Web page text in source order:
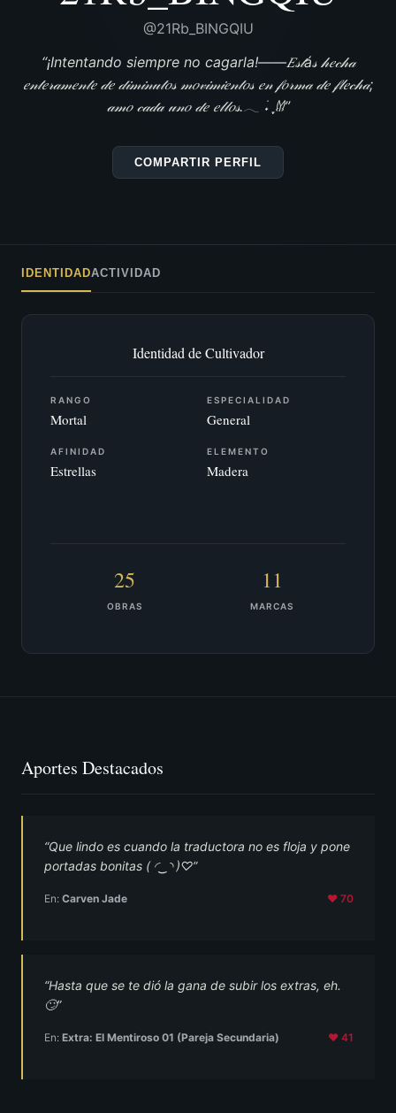
@21Rb_BINGQIU
“¡Intentando siempre no cagarla!――𝐸𝓈𝓉á𝓈 𝒽𝑒𝒸𝒽𝒶
𝑒𝓃𝓉𝑒𝓇𝒶𝓂𝑒𝓃𝓉𝑒 𝒹𝑒 𝒹𝒾𝓂𝒾𝓃𝓊𝓉𝑜𝓈 𝓂𝑜𝓋𝒾𝓂𝒾𝑒𝓃𝓉𝑜𝓈 𝑒𝓃 𝒻𝑜𝓇𝓂𝒶 𝒹𝑒 𝒻𝓁𝑒𝒸𝒽𝒶;
𝒶𝓂𝑜 𝒸𝒶𝒹𝒶 𝓊𝓃𝑜 𝒹𝑒 𝑒𝓁𝓁𝑜𝓈.𓂃 ࣪˖ ִֶָ𐀔”
COMPARTIR PERFIL
IDENTIDADACTIVIDAD
Identidad de Cultivador
RANGO
Mortal
ESPECIALIDAD
General
AFINIDAD
Estrellas
ELEMENTO
Madera
25
OBRAS
11
MARCAS
Aportes Destacados
“Que lindo es cuando la traductora no es floja y pone
portadas bonitas (⁠ ⁠◜⁠‿⁠◝⁠ ⁠)⁠♡”
En: Carven Jade ❤ 70
“Hasta que se te dió la gana de subir los extras, eh.
🙄”
En: Extra: El Mentiroso 01 (Pareja Secundaria) ❤ 41